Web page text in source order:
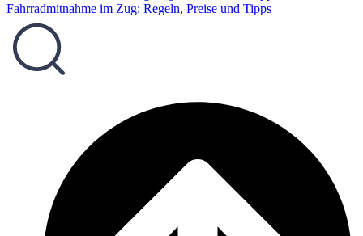
Fahrradmitnahme im Zug: Regeln, Preise und Tipps